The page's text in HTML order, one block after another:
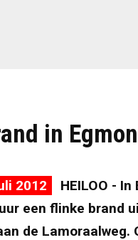
in
2012
HEILOO -
een flinke brand
de Lamoraalweg.